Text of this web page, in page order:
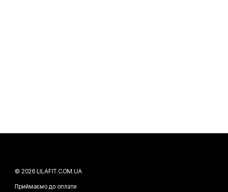
© 2026 LILAFIT.COM.UA
Приймаємо до оплати